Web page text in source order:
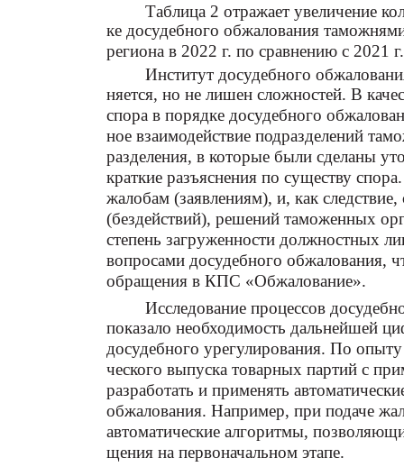
Таблица 2 отражает увеличение
ке досудебного обжалования
региона в 2022 г. по сравнению с 2021
Институт досудебного
няется, но не лишен сложностей. В
спора в порядке досудебного
ное взаимодействие подразделений
разделения, в которые были сделаны
краткие разъяснения по существу
жалобам (заявлениям), и, как
(бездействий), решений таможенных
степень загруженности должностных
вопросами досудебного обжалования,
обращения в КПС «Обжалование».
Исследование процессов
показало необходимость дальнейшей
досудебного урегулирования. По
ческого выпуска товарных партий с
разработать и применять
обжалования. Например, при подаче
автоматические алгоритмы,
щения на первоначальном этапе.